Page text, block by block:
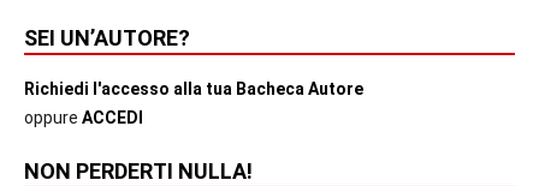
SEI UN’AUTORE?
Richiedi l'accesso alla tua Bacheca Autore
oppure ACCEDI
NON PERDERTI NULLA!